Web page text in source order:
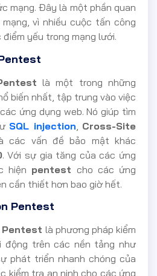
mạng. Đây là một phần quan
vì nhiều cuộc tấn công
yếu trong mạng lưới.
là một trong những
biến nhất, tập trung vào việc
ứng dụng web. Nó giúp tìm
SQL injection Cross-Site
các vấn đề bảo mật khác
. Với sự gia tăng của các ứng
hiện pentest cho các ứng
cần thiết hơn bao giờ hết.
Pentest
Pentest là phương pháp kiểm
động trên các nền tảng như
phát triển nhanh chóng của
kiểm tra an ninh cho các ứng